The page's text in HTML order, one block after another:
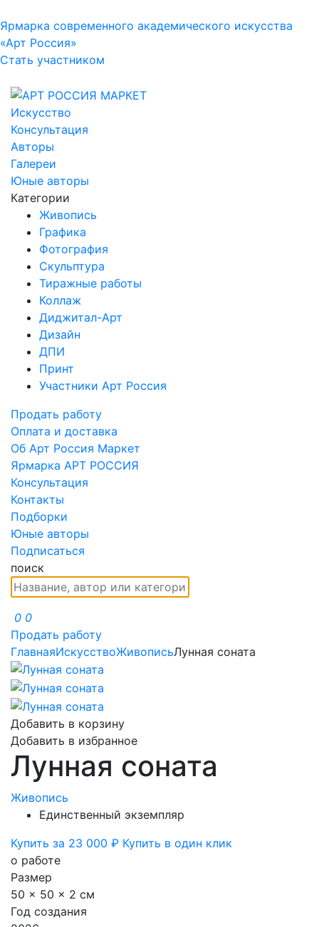
Ярмарка современного академического искусства
«Арт Россия»
Стать участником
Искусство
Консультация
Авторы
Галереи
Юные авторы
Категории
Живопись
Графика
Фотография
Скульптура
Тиражные работы
Коллаж
Диджитал-Арт
Дизайн
ДПИ
Принт
Участники Арт Россия
Продать работу
Оплата и доставка
Об Арт Россия Маркет
Ярмарка АРТ РОССИЯ
Консультация
Контакты
Подборки
Юные авторы
Подписаться
поиск
0 0
Продать работу
ГлавнаяИскусствоЖивописьЛунная соната
Добавить в корзину
Добавить в избранное
Лунная соната
Живопись
Единственный экземпляр
Купить за 23 000 ₽ Купить в один клик
о работе
Размер
50 x 50 x 2 см
Год создания